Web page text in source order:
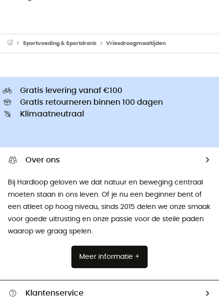
Sportvoeding & Sportdrank Vriesdroogmaaltijden
Gratis levering vanaf €100
Gratis retourneren binnen 100 dagen
Klimaatneutraal
Over ons
Bij Hardloop geloven we dat natuur en beweging centraal
moeten staan ​​in ons leven. Of je nu een beginner bent of
een atleet op hoog niveau, sinds 2015 delen we onze smaak
voor goede uitrusting en onze passie voor de steile paden
waarop we graag spelen.
Meer informatie +
Klantenservice